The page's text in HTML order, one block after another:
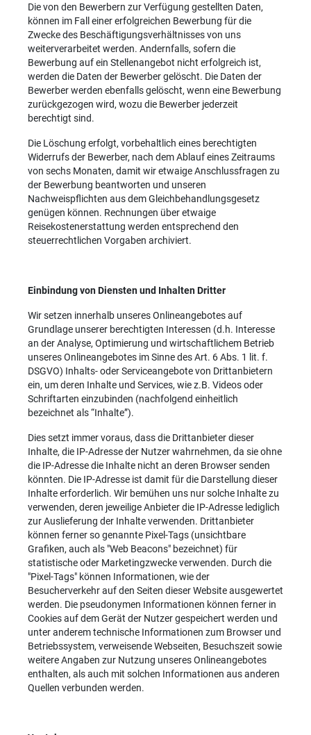
Die von den Bewerbern zur Verfügung gestellten Daten,
können im Fall einer erfolgreichen Bewerbung für die
Zwecke des Beschäftigungsverhältnisses von uns
weiterverarbeitet werden. Andernfalls, sofern die
Bewerbung auf ein Stellenangebot nicht erfolgreich ist,
werden die Daten der Bewerber gelöscht. Die Daten der
Bewerber werden ebenfalls gelöscht, wenn eine Bewerbung
zurückgezogen wird, wozu die Bewerber jederzeit
berechtigt sind.
Die Löschung erfolgt, vorbehaltlich eines berechtigten
Widerrufs der Bewerber, nach dem Ablauf eines Zeitraums
von sechs Monaten, damit wir etwaige Anschlussfragen zu
der Bewerbung beantworten und unseren
Nachweispflichten aus dem Gleichbehandlungsgesetz
genügen können. Rechnungen über etwaige
Reisekostenerstattung werden entsprechend den
steuerrechtlichen Vorgaben archiviert.
Einbindung von Diensten und Inhalten Dritter
Wir setzen innerhalb unseres Onlineangebotes auf
Grundlage unserer berechtigten Interessen (d.h. Interesse
an der Analyse, Optimierung und wirtschaftlichem Betrieb
unseres Onlineangebotes im Sinne des Art. 6 Abs. 1 lit. f.
DSGVO) Inhalts- oder Serviceangebote von Drittanbietern
ein, um deren Inhalte und Services, wie z.B. Videos oder
Schriftarten einzubinden (nachfolgend einheitlich
bezeichnet als “Inhalte”).
Dies setzt immer voraus, dass die Drittanbieter dieser
Inhalte, die IP-Adresse der Nutzer wahrnehmen, da sie ohne
die IP-Adresse die Inhalte nicht an deren Browser senden
könnten. Die IP-Adresse ist damit für die Darstellung dieser
Inhalte erforderlich. Wir bemühen uns nur solche Inhalte zu
verwenden, deren jeweilige Anbieter die IP-Adresse lediglich
zur Auslieferung der Inhalte verwenden. Drittanbieter
können ferner so genannte Pixel-Tags (unsichtbare
Grafiken, auch als "Web Beacons" bezeichnet) für
statistische oder Marketingzwecke verwenden. Durch die
"Pixel-Tags" können Informationen, wie der
Besucherverkehr auf den Seiten dieser Website ausgewertet
werden. Die pseudonymen Informationen können ferner in
Cookies auf dem Gerät der Nutzer gespeichert werden und
unter anderem technische Informationen zum Browser und
Betriebssystem, verweisende Webseiten, Besuchszeit sowie
weitere Angaben zur Nutzung unseres Onlineangebotes
enthalten, als auch mit solchen Informationen aus anderen
Quellen verbunden werden.